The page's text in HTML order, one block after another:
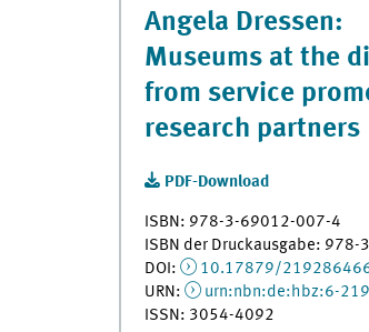
Angela Dressen:
Museums at the
from service
research partners
PDF-Download
ISBN: 978-3-69012-007-4
ISBN der Druckausgabe:
DOI:
10.17879/
URN:
urn:nbn:de:hbz:6-
ISSN: 3054-4092